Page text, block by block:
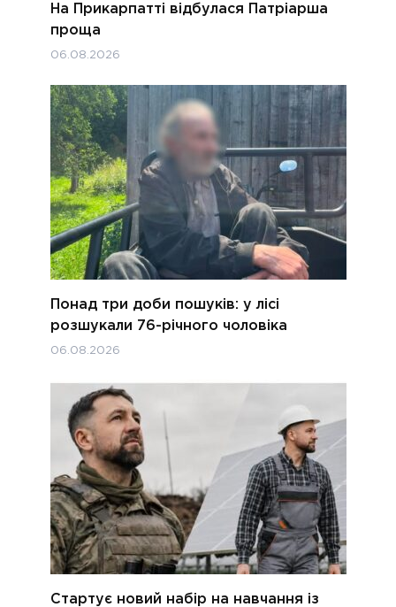
На Прикарпатті відбулася Патріарша
проща
06.08.2026
Понад три доби пошуків: у лісі
розшукали 76-річного чоловіка
06.08.2026
Стартує новий набір на навчання із